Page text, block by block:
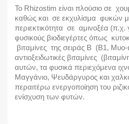
Το Rhizostim είναι πλούσιο σε
καθώς και σε εκχυλίσμα φυκών
περιεκτικότητα σε αμινοξέα (π.χ.
φυσικούς βιοδιεγέρτες όπως
βιταμίνες της σειράς Β (Β1, Μυο-
αντιοξειδωτικές βιταμίνες
αυτών, τα φυσικά περιεχόμενα
Μαγγάνιο, Ψευδάργυρος και
περαιτέρω ενεργοποίηση του
ενίσχυση των φυτών.